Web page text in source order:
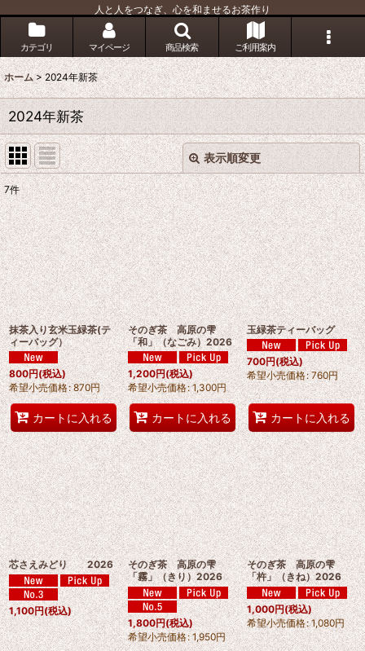
人と人をつなぎ、心を和ませるお茶作り
カテゴリ マイページ 商品検索 ご利用案内
ホーム > 2024年新茶
2024年新茶
表示順変更
表示数 :
並び順:
絞り込む
閉じる
7件
抹茶入り玄米玉緑茶(テ
ィーバッグ）
800円(税込)
希望小売価格: 870円
カートに入れる
そのぎ茶 高原の雫
「和」（なごみ）2026
1,200円(税込)
希望小売価格: 1,300円
カートに入れる
玉緑茶ティーバッグ
700円(税込)
希望小売価格: 760円
カートに入れる
芯さえみどり 2026
1,100円(税込)
そのぎ茶 高原の雫
「霧」（きり）2026
1,800円(税込)
希望小売価格: 1,950円
そのぎ茶 高原の雫
「杵」（きね）2026
1,000円(税込)
希望小売価格: 1,080円